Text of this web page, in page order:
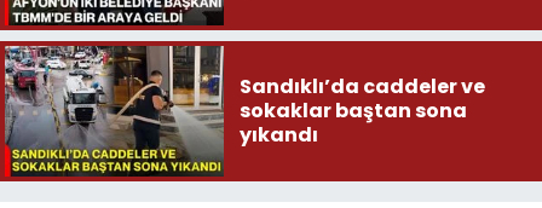
Sandıklı’da caddeler ve
sokaklar baştan sona
yıkandı